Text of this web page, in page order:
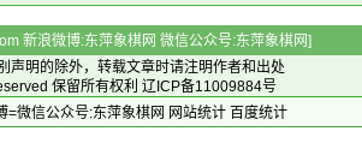
新浪微博:东萍象棋网 微信公众号:东萍象棋网]
声明的除外，转载文章时请注明作者和出处
保留所有权利 辽ICP备11009884号
微信公众号:东萍象棋网 网站统计 百度统计